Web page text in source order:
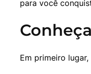
para você
Em primeiro